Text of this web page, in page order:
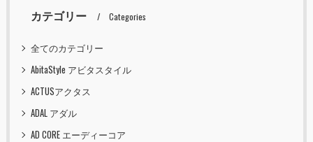
カテゴリー Categories
全てのカテゴリー
AbitaStyle アビタスタイル
ACTUSアクタス
ADAL アダル
AD CORE エーディーコア